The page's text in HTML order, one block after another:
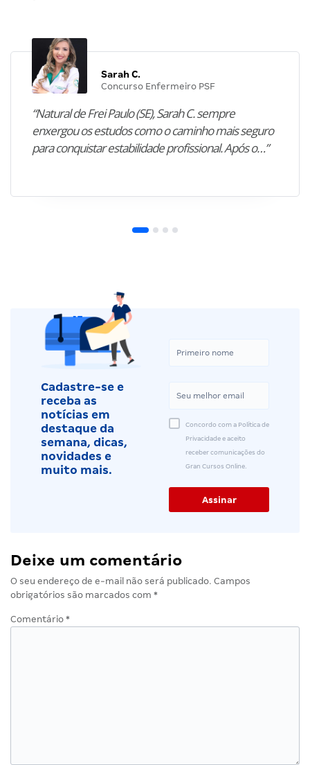
Sarah C.
Concurso Enfermeiro PSF
“Natural de Frei Paulo (SE), Sarah C. sempre
enxergou os estudos como o caminho mais seguro
para conquistar estabilidade profissional. Após o…”
Cadastre-se e
receba as
notícias em
destaque da
semana, dicas,
novidades e
muito mais.
Concordo com a Política de
Privacidade e aceito
receber comunicações do
Gran Cursos Online.
Deixe um comentário
O seu endereço de e-mail não será publicado. Campos
obrigatórios são marcados com *
Comentário *